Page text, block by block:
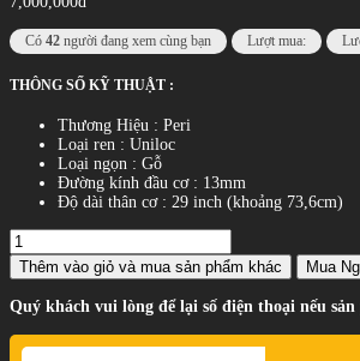
Có 42 người đang xem cùng bạn Lượt mua:
THÔNG SỐ KỸ THUẬT :
Thương Hiệu : Peri
Loại ren : Uniloc
Loại ngọn : Gỗ
Đường kính đầu cơ : 13mm
Độ dài thân cơ : 29 inch (khoảng 73,6cm)
Thêm vào giỏ và mua sản phẩm khác Mua
Quý khách vui lòng để lại số điện thoại nếu